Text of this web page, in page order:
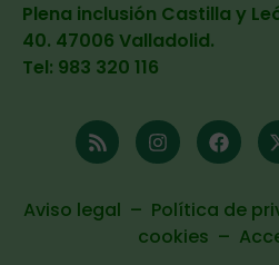
Plena inclusión Castilla y
40. 47006 Valladolid.
Tel: 983 320 116
Aviso legal – Política de
cookies –